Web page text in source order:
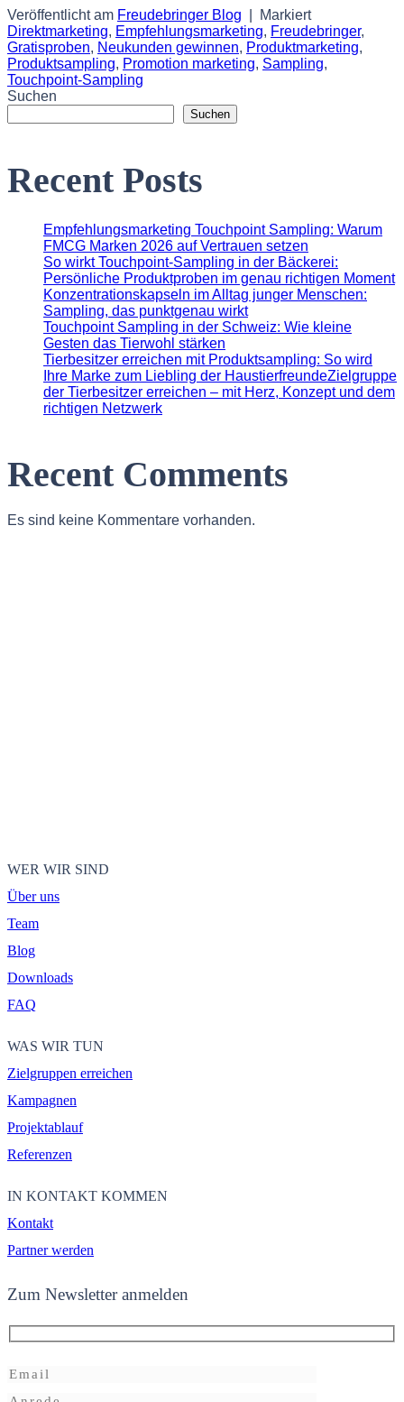
Veröffentlicht am Freudebringer Blog
Markiert
Direktmarketing, Empfehlungsmarketing, Freudebringer,
Gratisproben, Neukunden gewinnen, Produktmarketing,
Produktsampling, Promotion marketing, Sampling,
Touchpoint-Sampling
Suchen
Suchen
Recent Posts
Empfehlungsmarketing Touchpoint Sampling: Warum
FMCG Marken 2026 auf Vertrauen setzen
So wirkt Touchpoint-Sampling in der Bäckerei:
Persönliche Produktproben im genau richtigen Moment
Konzentrationskapseln im Alltag junger Menschen:
Sampling, das punktgenau wirkt
Touchpoint Sampling in der Schweiz: Wie kleine
Gesten das Tierwohl stärken
Tierbesitzer erreichen mit Produktsampling: So wird
Ihre Marke zum Liebling der HaustierfreundeZielgruppe
der Tierbesitzer erreichen – mit Herz, Konzept und dem
richtigen Netzwerk
Recent Comments
Es sind keine Kommentare vorhanden.
WER WIR SIND
Über uns
Team
Blog
Downloads
FAQ
WAS WIR TUN
Zielgruppen erreichen
Kampagnen
Projektablauf
Referenzen
IN KONTAKT KOMMEN
Kontakt
Partner werden
Zum Newsletter anmelden